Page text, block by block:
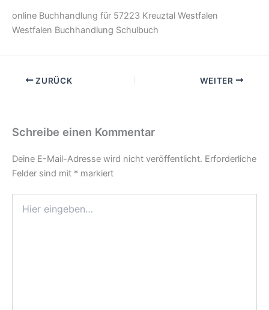
online Buchhandlung für 57223 Kreuztal Westfalen
Westfalen Buchhandlung Schulbuch
ZURÜCK WEITER
Schreibe einen Kommentar
Deine E-Mail-Adresse wird nicht veröffentlicht. Erforderliche
Felder sind mit * markiert
eingeben…